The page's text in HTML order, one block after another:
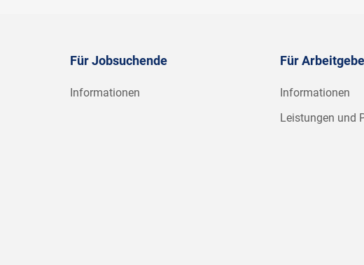
Für Jobsuchende
Informationen
Für
Informationen
Leistungen und